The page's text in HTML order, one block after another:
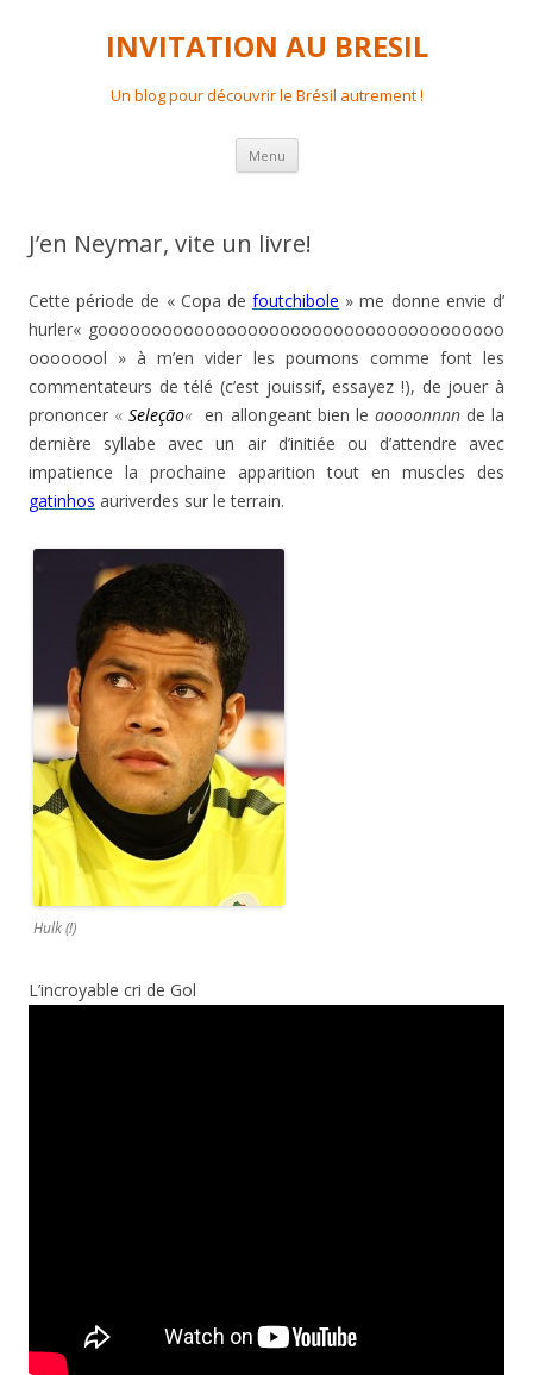
INVITATION AU BRESIL
Un blog pour découvrir le Brésil autrement !
Menu Aller
contenu
J’en Neymar, vite un livre!
Cette période de « Copa defoutchibole » me donne envie d’
hurler« goooooooooooooooooooooooooooooooooooooo
oooooool » à m’en vider les poumons comme font les
commentateurs de télé (c’est jouissif, essayez !), de jouer à
prononcer «Seleção« en allongeant bien le aoooonnnnde la
dernière syllabe avec un air d’initiée ou d’attendre avec
impatience la prochaine apparition tout en muscles des
gatinhos auriverdes sur le terrain.
Hulk (!)
L’incroyable cri de Gol